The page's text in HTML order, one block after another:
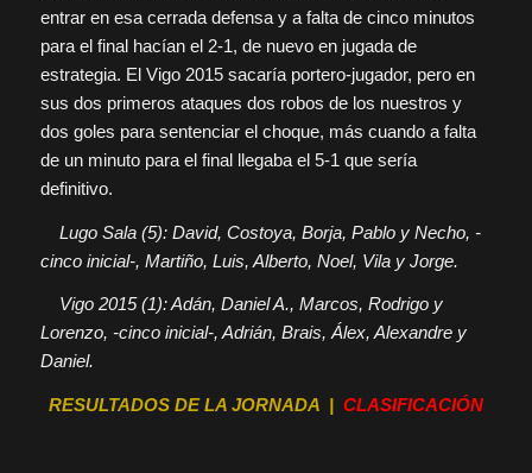
entrar en esa cerrada defensa y a falta de cinco minutos
para el final hacían el 2-1, de nuevo en jugada de
estrategia. El Vigo 2015 sacaría portero-jugador, pero en
sus dos primeros ataques dos robos de los nuestros y
dos goles para sentenciar el choque, más cuando a falta
de un minuto para el final llegaba el 5-1 que sería
definitivo.
Lugo Sala (5): David, Costoya, Borja, Pablo y Necho, -
cinco inicial-, Martiño, Luis, Alberto, Noel, Vila y Jorge.
Vigo 2015 (1): Adán, Daniel A., Marcos, Rodrigo y
Lorenzo, -cinco inicial-, Adrián, Brais, Álex, Alexandre y
Daniel.
RESULTADOS DE LA JORNADA| CLASIFICACIÓN